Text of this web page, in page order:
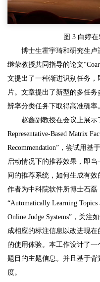
图 3 白婷
博士生霍宇琦和研究生
继荣教授共同指导的论文
文提出了一种渐进识别任务
片。文章提出了新型的多任
辨率分类任务下取得高准确率
赵鑫副教授在会议上展示
Representative-Based Matrix
Recommendation”，尝试用
启动情况下的推荐效果，即
间的推荐系统，如何生成有
作者为中科院软件所博士石
“Automatically Learning
Online Judge Systems”，关
成相应的标注信息以改进现在
的使用体验。本工作设计了
题目的主题信息。并且基于
度。